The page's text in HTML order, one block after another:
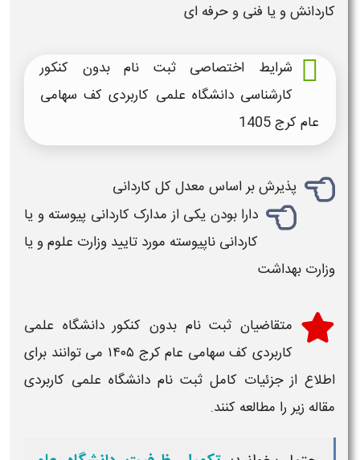
کاردانش و یا فنی و حرفه ای
شرایط اختصاصی ثبت نام بدون کنکور
کارشناسی دانشگاه علمی کاربردی کف سهامی
عام کرج1405
پذیرش بر اساس معدل کل کاردانی
دارا بودن یکی از مدارک کاردانی پیوسته و یا
کاردانی ناپیوسته مورد تایید وزارت علوم و یا
وزارت بهداشت
متقاضیان ثبت نام بدون کنکور دانشگاه علمی
کاربردی کف سهامی عام کرج ۱۴۰۵
می توانند برای
اطلاع از جزئیات کامل ثبت نام دانشگاه علمی کاربردی
مقاله زیر را مطالعه کنند.